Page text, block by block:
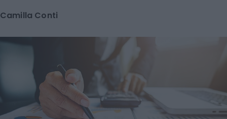
Camilla Conti